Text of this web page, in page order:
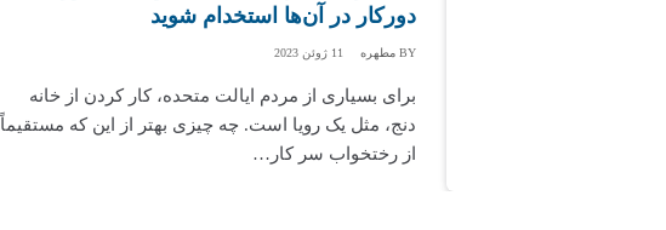
دورکار در آن‌ها استخدام شوید
BY مطهره 11 ژوئن 2023
برای بسیاری از مردم ایالت متحده، کار کردن از خانه
دنج، مثل یک رویا است. چه چیزی بهتر از این که مستقیماً
از رختخواب سر کار…